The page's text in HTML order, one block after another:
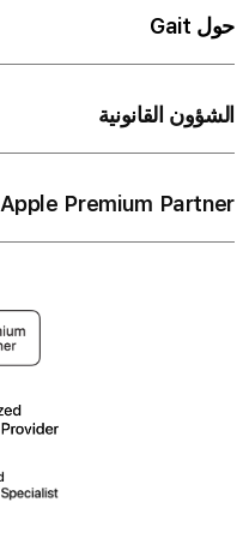
حول Gait
الشؤون القانونية
Apple Premium Partner